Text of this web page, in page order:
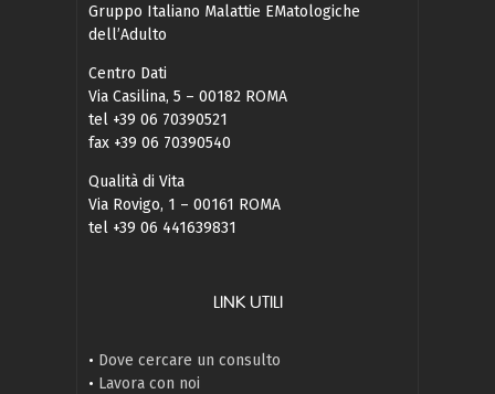
Gruppo Italiano Malattie EMatologiche
dell’Adulto
Centro Dati
Via Casilina, 5 – 00182 ROMA
tel +39 06 70390521
fax +39 06 70390540
Qualità di Vita
Via Rovigo, 1 – 00161 ROMA
tel +39 06 441639831
LINK UTILI
• Dove cercare un consulto
• Lavora con noi